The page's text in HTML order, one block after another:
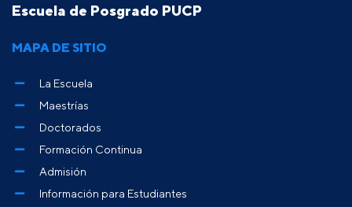
Escuela de Posgrado PUCP
MAPA DE SITIO
La Escuela
Maestrías
Doctorados
Formación Continua
Admisión
Información para Estudiantes